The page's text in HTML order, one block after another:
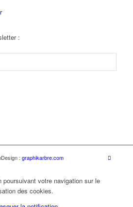
:
: graphikarbre.com
votre navigation sur le
des cookies.